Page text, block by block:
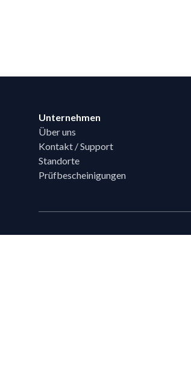
Unternehmen
Über uns
Kontakt / Support
Standorte
Prüfbescheinigungen